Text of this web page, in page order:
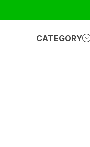
CATEGORY